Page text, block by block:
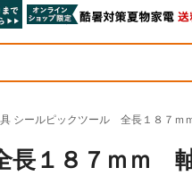
具 シールピックツール 全長１８７ｍ
長１８７ｍｍ